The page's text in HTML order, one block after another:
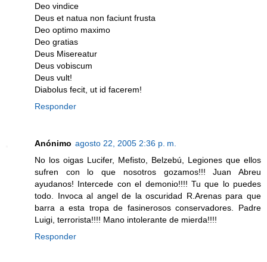
Deo vindice
Deus et natua non faciunt frusta
Deo optimo maximo
Deo gratias
Deus Misereatur
Deus vobiscum
Deus vult!
Diabolus fecit, ut id facerem!
Responder
Anónimo agosto 22, 2005 2:36 p. m.
No los oigas Lucifer, Mefisto, Belzebú, Legiones que ellos
sufren con lo que nosotros gozamos!!! Juan Abreu
ayudanos! Intercede con el demonio!!!! Tu que lo puedes
todo. Invoca al angel de la oscuridad R.Arenas para que
barra a esta tropa de fasinerosos conservadores. Padre
Luigi, terrorista!!!! Mano intolerante de mierda!!!!
Responder